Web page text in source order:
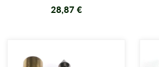
28,87 €